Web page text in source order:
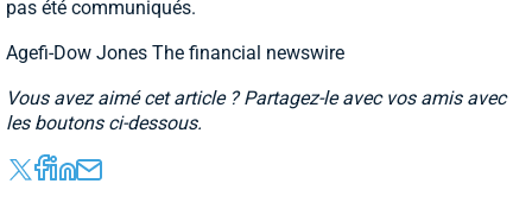
pas été communiqués.
Agefi-Dow Jones The financial newswire
Vous avez aimé cet article ? Partagez-le avec vos amis avec
les boutons ci-dessous.